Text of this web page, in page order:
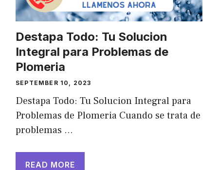
Destapa Todo: Tu Solucion
Integral para Problemas de
Plomeria
SEPTEMBER 10, 2023
Destapa Todo: Tu Solucion Integral para
Problemas de Plomeria Cuando se trata de
problemas …
READ MORE